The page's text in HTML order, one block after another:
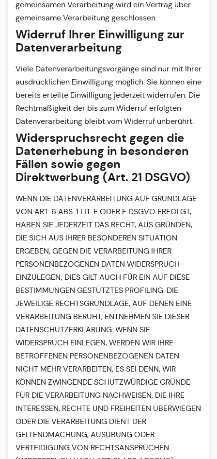
gemeinsamen Verarbeitung wird ein Vertrag über
gemeinsame Verarbeitung geschlossen.
Widerruf Ihrer Einwilligung zur
Datenverarbeitung
Viele Datenverarbeitungsvorgänge sind nur mit Ihrer
ausdrücklichen Einwilligung möglich. Sie können eine
bereits erteilte Einwilligung jederzeit widerrufen. Die
Rechtmäßigkeit der bis zum Widerruf erfolgten
Datenverarbeitung bleibt vom Widerruf unberührt.
Widerspruchsrecht gegen die
Datenerhebung in besonderen
Fällen sowie gegen
Direktwerbung (Art. 21 DSGVO)
WENN DIE DATENVERARBEITUNG AUF GRUNDLAGE
VON ART. 6 ABS. 1 LIT. E ODER F DSGVO ERFOLGT,
HABEN SIE JEDERZEIT DAS RECHT, AUS GRÜNDEN,
DIE SICH AUS IHRER BESONDEREN SITUATION
ERGEBEN, GEGEN DIE VERARBEITUNG IHRER
PERSONENBEZOGENEN DATEN WIDERSPRUCH
EINZULEGEN; DIES GILT AUCH FÜR EIN AUF DIESE
BESTIMMUNGEN GESTÜTZTES PROFILING. DIE
JEWEILIGE RECHTSGRUNDLAGE, AUF DENEN EINE
VERARBEITUNG BERUHT, ENTNEHMEN SIE DIESER
DATENSCHUTZERKLÄRUNG. WENN SIE
WIDERSPRUCH EINLEGEN, WERDEN WIR IHRE
BETROFFENEN PERSONENBEZOGENEN DATEN
NICHT MEHR VERARBEITEN, ES SEI DENN, WIR
KÖNNEN ZWINGENDE SCHUTZWÜRDIGE GRÜNDE
FÜR DIE VERARBEITUNG NACHWEISEN, DIE IHRE
INTERESSEN, RECHTE UND FREIHEITEN ÜBERWIEGEN
ODER DIE VERARBEITUNG DIENT DER
GELTENDMACHUNG, AUSÜBUNG ODER
VERTEIDIGUNG VON RECHTSANSPRÜCHEN